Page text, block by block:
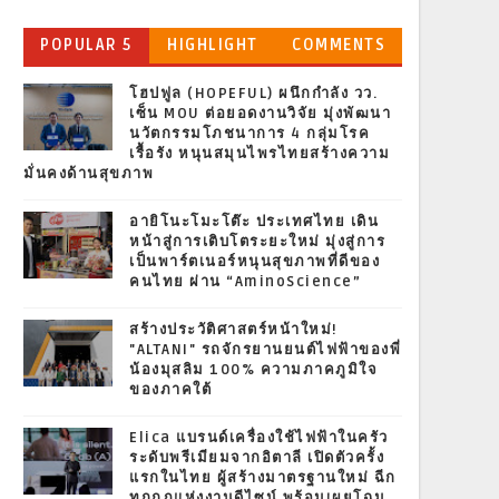
POPULAR 5 HIGHLIGHT COMMENTS
โฮปฟูล (HOPEFUL) ผนึกกำลัง วว.
เซ็น MOU ต่อยอดงานวิจัย มุ่งพัฒนา
นวัตกรรมโภชนาการ 4 กลุ่มโรค
เรื้อรัง หนุนสมุนไพรไทยสร้างความ
มั่นคงด้านสุขภาพ
อายิโนะโมะโต๊ะ ประเทศไทย เดิน
หน้าสู่การเติบโตระยะใหม่ มุ่งสู่การ
เป็นพาร์ตเนอร์หนุนสุขภาพที่ดีของ
คนไทย ผ่าน “AminoScience”
สร้างประวัติศาสตร์หน้าใหม่!
"ALTANI" รถจักรยานยนต์ไฟฟ้าของพี่
น้องมุสลิม 100% ความภาคภูมิใจ
ของภาคใต้
Elica แบรนด์เครื่องใช้ไฟฟ้าในครัว
ระดับพรีเมียมจากอิตาลี เปิดตัวครั้ง
แรกในไทย ผู้สร้างมาตรฐานใหม่ ฉีก